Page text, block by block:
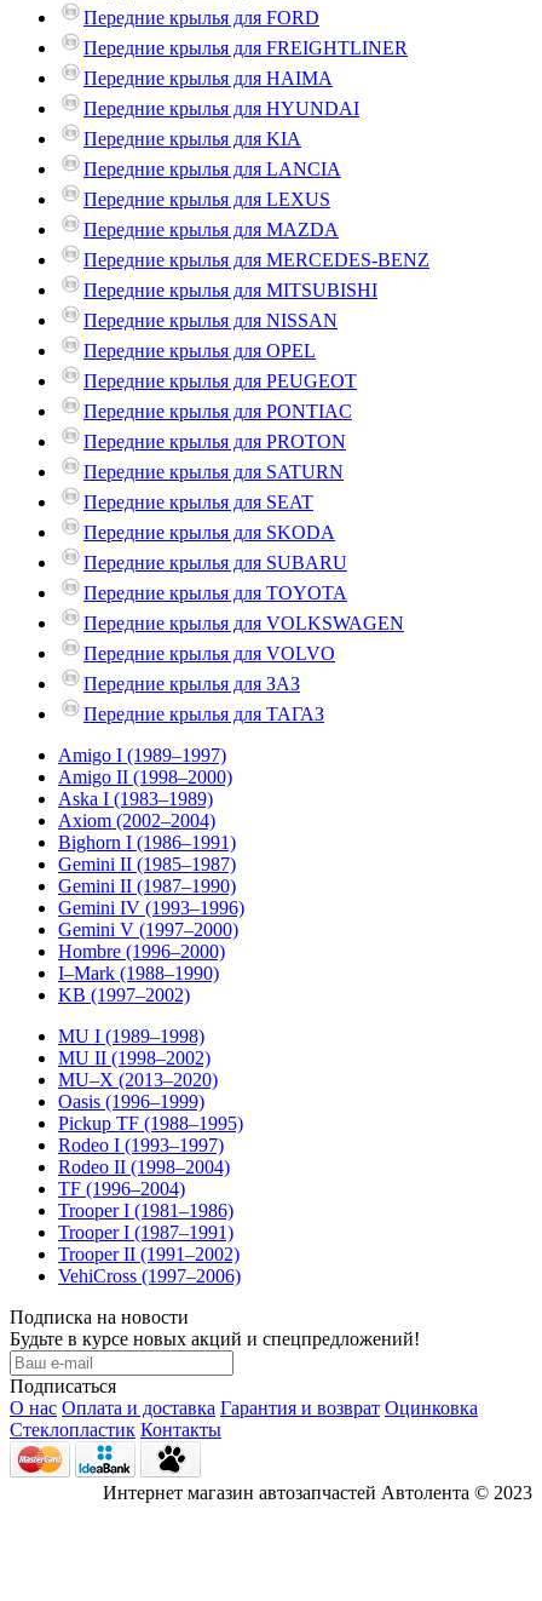
Передние крылья для FORD
Передние крылья для FREIGHTLINER
Передние крылья для HAIMA
Передние крылья для HYUNDAI
Передние крылья для KIA
Передние крылья для LANCIA
Передние крылья для LEXUS
Передние крылья для MAZDA
Передние крылья для MERCEDES-BENZ
Передние крылья для MITSUBISHI
Передние крылья для NISSAN
Передние крылья для OPEL
Передние крылья для PEUGEOT
Передние крылья для PONTIAC
Передние крылья для PROTON
Передние крылья для SATURN
Передние крылья для SEAT
Передние крылья для SKODA
Передние крылья для SUBARU
Передние крылья для TOYOTA
Передние крылья для VOLKSWAGEN
Передние крылья для VOLVO
Передние крылья для ЗАЗ
Передние крылья для ТАГАЗ
Amigo I (1989–1997)
Amigo II (1998–2000)
Aska I (1983–1989)
Axiom (2002–2004)
Bighorn I (1986–1991)
Gemini II (1985–1987)
Gemini II (1987–1990)
Gemini IV (1993–1996)
Gemini V (1997–2000)
Hombre (1996–2000)
I–Mark (1988–1990)
KB (1997–2002)
MU I (1989–1998)
MU II (1998–2002)
MU–X (2013–2020)
Oasis (1996–1999)
Pickup TF (1988–1995)
Rodeo I (1993–1997)
Rodeo II (1998–2004)
TF (1996–2004)
Trooper I (1981–1986)
Trooper I (1987–1991)
Trooper II (1991–2002)
VehiCross (1997–2006)
Подписка на новости
Будьте в курсе новых акций и спецпредложений!
Подписаться
О нас Оплата и доставка Гарантия и возврат Оцинковка
Стеклопластик Контакты
Интернет магазин автозапчастей Автолента © 2023